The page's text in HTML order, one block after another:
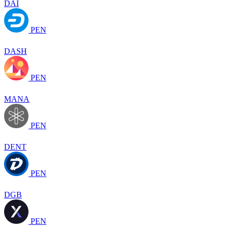
DAI
PEN
DASH
PEN
MANA
PEN
DENT
PEN
DGB
PEN